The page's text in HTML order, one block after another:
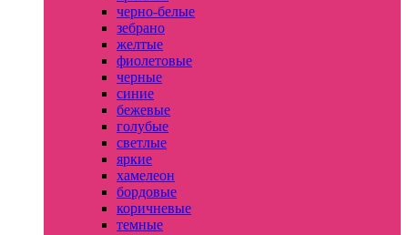
черно-белые
зебрано
желтые
фиолетовые
черные
синие
бежевые
голубые
светлые
яркие
хамелеон
бордовые
коричневые
темные